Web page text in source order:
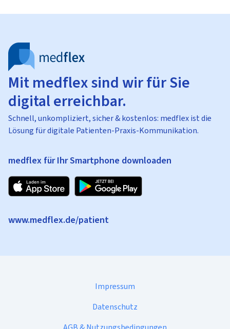
Mit medflex sind wir für Sie
digital erreichbar.
Schnell, unkompliziert, sicher & kostenlos: medflex ist die
Lösung für digitale Patienten-Praxis-Kommunikation.
medflex für Ihr Smartphone downloaden
www.medflex.de/patient
Impressum
Datenschutz